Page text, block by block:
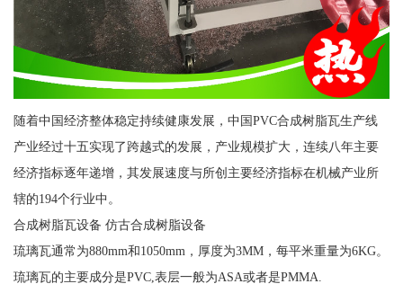
随着中国经济整体稳定持续健康发展，中国PVC合成树脂瓦生产线
产业经过十五实现了跨越式的发展，产业规模扩大，连续八年主要
经济指标逐年递增，其发展速度与所创主要经济指标在机械产业所
辖的194个行业中。
合成树脂瓦设备 仿古合成树脂设备
琉璃瓦通常为880mm和1050mm，厚度为3MM，每平米重量为6KG。
琉璃瓦的主要成分是PVC,表层一般为ASA或者是PMMA.